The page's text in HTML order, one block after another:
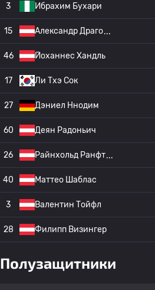
3 Ибрахим Бухари
15 Александр Драго
46 Йоханнес Хандль
17 Ли Тхэ Сок
27 Дэниел Ннодим
60 Деян Радоньич
26 Райнхольд Ранфт
40 Маттео Шаблас
3 Валентин Тойфл
28 Филипп Визингер
Полузащитники